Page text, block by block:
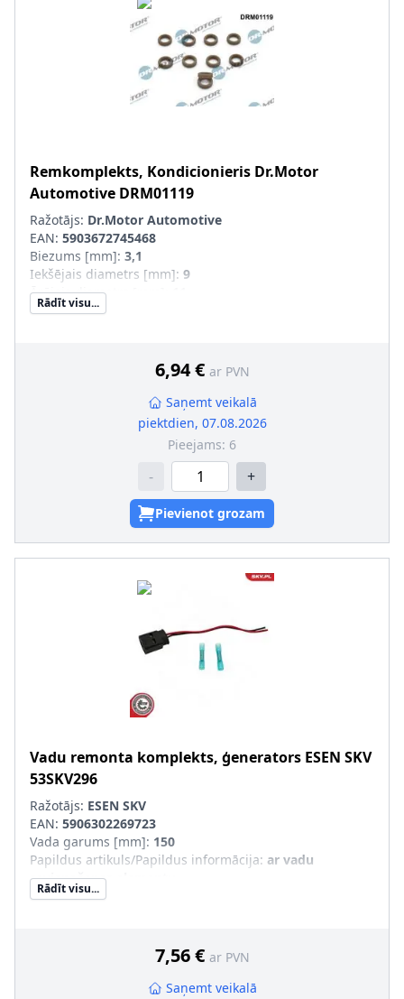
Remkomplekts, Kondicionieris Dr.Motor
Automotive DRM01119
Ražotājs: Dr.Motor Automotive
EAN: 5903672745468
Biezums [mm]: 3,1
Iekšējais diametrs [mm]: 9
Ārējais diametrs [mm]
Daudzums:10
Rādīt visu...
6,94 € ar PVN
Saņemt veikalā
piektdien, 07.08.2026
Pieejams: 6
- +
Pievienot grozam
Vadu remonta komplekts, ģenerators ESEN SKV
53SKV296
Ražotājs: ESEN SKV
EAN: 5906302269723
Vada garums [mm]: 150
Papildus artikuls/Papildus informācija: ar vadu
savienošanas elementu
Garantija:3 gadu garantija
Rādīt visu...
7,56 € ar PVN
Saņemt veikalā